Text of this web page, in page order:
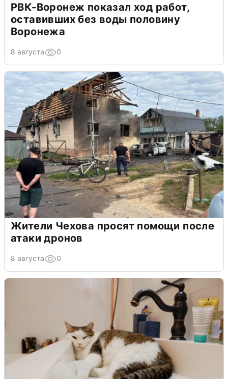
РВК-Воронеж показал ход работ,
оставивших без воды половину
Воронежа
8 августа 0
Жители Чехова просят помощи после
атаки дронов
8 августа 0